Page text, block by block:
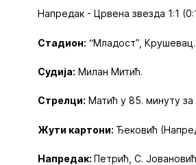
Напредак - Црвена звезда 1:1
Стадион: “Младост”, Крушевац.
Судија: Милан Митић.
Стрелци: Матић у 85. минуту
Жути картони: Ђековић
Напредак:Петрић, С.